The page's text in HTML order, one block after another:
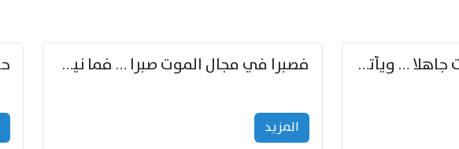
ستبدي لك الأيام ما كنت جاهلا … ويأتيك بالأخبار من لم تزوّد فصبرا في مجال الموت صبرا … فما نيل الخلود بمستطاع
المزید